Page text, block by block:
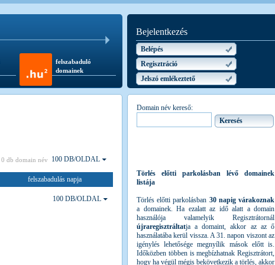
felszabaduló
domainek
Bejelentkezés
Belépés
Regisztráció
Jelszó emlékeztető
0 db domain név 100 DB/OLDAL
felszabadulás napja
100 DB/OLDAL
Domain név kereső:
Törlés előtti parkolásban lévő domainek
listája
Törlés előtti parkolásban 30 napig várakoznak
a domainek. Ha ezalatt az idő alatt a domain
használója valamelyik Regisztrátornál
újraregisztráltatja a domaint, akkor az az ő
használatába kerül vissza. A 31. napon viszont az
igénylés lehetősége megnyílik mások előtt is.
Időközben többen is megbízhatnak Regisztrátort,
hogy ha végül mégis bekövetkezik a törlés, akkor